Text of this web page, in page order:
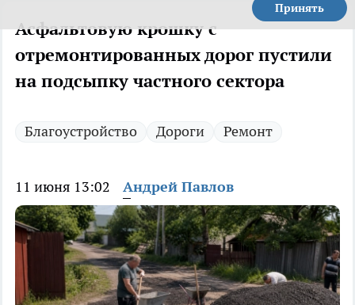
Принять
Асфальтовую крошку с
отремонтированных дорог пустили
на подсыпку частного сектора
Благоустройство Дороги Ремонт
11 июня 13:02 Андрей Павлов